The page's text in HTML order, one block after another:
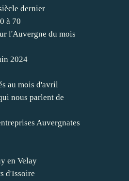
dernier
à 70
l'Auvergne du mois
2024
au mois d'avril
nous parlent de
Auvergnates
en Velay
d'Issoire